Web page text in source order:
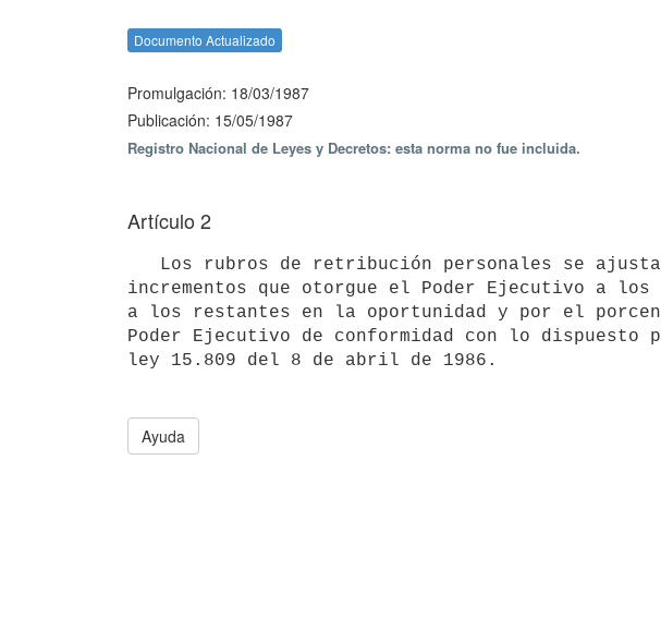
Documento Actualizado
Promulgación: 18/03/1987
Publicación: 15/05/1987
Registro Nacional de Leyes y Decretos: esta norma no fue incluida.
Artículo 2
incrementos que otorgue el Poder Ejecutivo a
a los restantes en la oportunidad y por el
Poder Ejecutivo de conformidad con lo
Ayuda